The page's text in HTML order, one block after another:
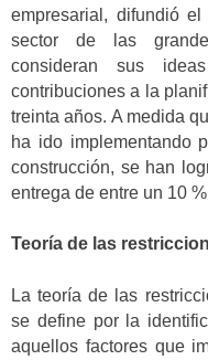
empresarial, difundió
sector de las
consideran sus
contribuciones a la
treinta años. A medida
ha ido implementando
construcción, se han
entrega de entre un 10
Teoría de las
La teoría de las
se define por la
aquellos factores que